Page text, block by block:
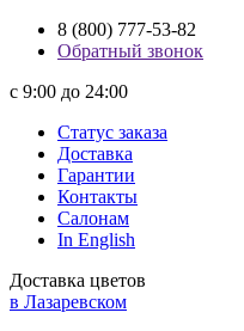
8 (800) 777-53-82
Обратный звонок
с 9:00 до 24:00
Статус заказа
Доставка
Гарантии
Контакты
Салонам
In English
Доставка цветов
в Лазаревском